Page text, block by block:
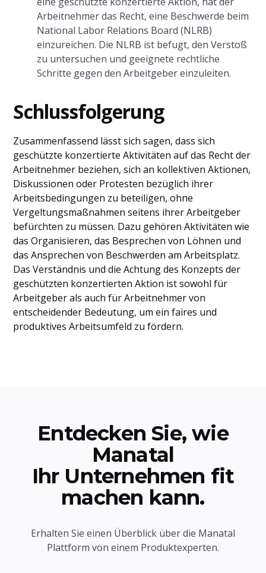
Arbeitnehmer das Recht, eine Beschwerde beim
National Labor Relations Board (NLRB)
einzureichen. Die NLRB ist befugt, den Verstoß
zu untersuchen und geeignete rechtliche
Schritte gegen den Arbeitgeber einzuleiten.
Schlussfolgerung
Zusammenfassend lässt sich sagen, dass sich
geschützte konzertierte Aktivitäten auf das Recht der
Arbeitnehmer beziehen, sich an kollektiven Aktionen,
Diskussionen oder Protesten bezüglich ihrer
Arbeitsbedingungen zu beteiligen, ohne
Vergeltungsmaßnahmen seitens ihrer Arbeitgeber
befürchten zu müssen. Dazu gehören Aktivitäten wie
das Organisieren, das Besprechen von Löhnen und
das Ansprechen von Beschwerden am Arbeitsplatz.
Das Verständnis und die Achtung des Konzepts der
geschützten konzertierten Aktion ist sowohl für
Arbeitgeber als auch für Arbeitnehmer von
entscheidender Bedeutung, um ein faires und
produktives Arbeitsumfeld zu fördern.
Entdecken Sie, wie
Manatal
Ihr Unternehmen fit
machen kann.
Erhalten Sie einen Überblick über die Manatal
Plattform von einem Produktexperten.